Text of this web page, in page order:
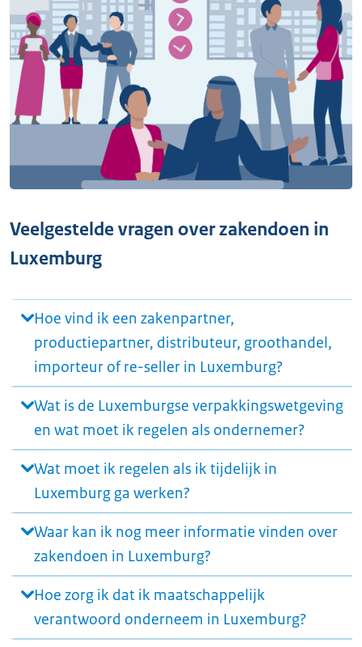
Veelgestelde vragen over zakendoen in
Luxemburg
Hoe vind ik een zakenpartner,
productiepartner, distributeur, groothandel,
importeur of re-seller in Luxemburg?
Wat is de Luxemburgse verpakkingswetgeving
en wat moet ik regelen als ondernemer?
Wat moet ik regelen als ik tijdelijk in
Luxemburg ga werken?
Waar kan ik nog meer informatie vinden over
zakendoen in Luxemburg?
Hoe zorg ik dat ik maatschappelijk
verantwoord onderneem in Luxemburg?